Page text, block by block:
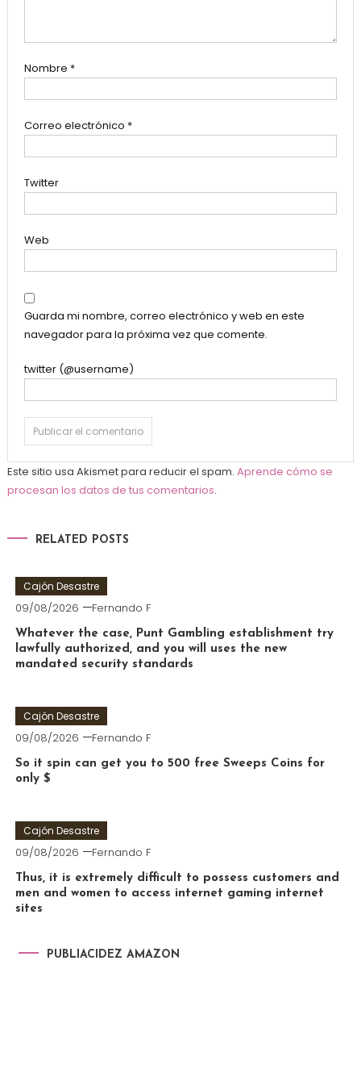
Nombre *
Correo electrónico *
Twitter
Web
Guarda mi nombre, correo electrónico y web en este
navegador para la próxima vez que comente.
twitter (@username)
Este sitio usa Akismet para reducir el spam. Aprende cómo se
procesan los datos de tus comentarios.
RELATED POSTS
Cajón Desastre
09/08/2026 Fernando F
Whatever the case, Punt Gambling establishment try
lawfully authorized, and you will uses the new
mandated security standards
Cajón Desastre
09/08/2026 Fernando F
So it spin can get you to 500 free Sweeps Coins for
only $
Cajón Desastre
09/08/2026 Fernando F
Thus, it is extremely difficult to possess customers and
men and women to access internet gaming internet
sites
PUBLIACIDEZ AMAZON